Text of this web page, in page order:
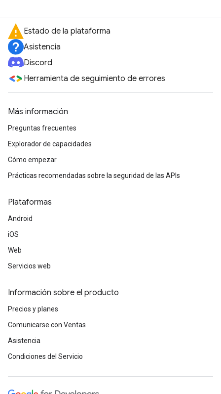
Estado de la plataforma
Asistencia
Discord
Herramienta de seguimiento de errores
Más información
Preguntas frecuentes
Explorador de capacidades
Cómo empezar
Prácticas recomendadas sobre la seguridad de las APIs
Plataformas
Android
iOS
Web
Servicios web
Información sobre el producto
Precios y planes
Comunicarse con Ventas
Asistencia
Condiciones del Servicio